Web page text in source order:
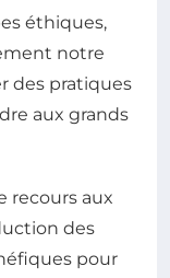
éthiques,
notre
des pratiques
aux grands
recours aux
des
pour